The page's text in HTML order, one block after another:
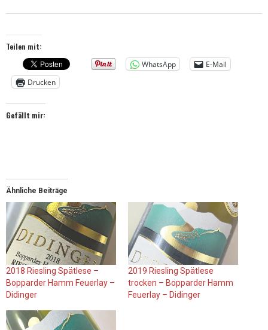
Teilen mit:
WhatsApp
E-Mail
Drucken
Gefällt mir:
Ähnliche Beiträge
2018 Riesling Spätlese –
Bopparder Hamm Feuerlay –
Didinger
2019 Riesling Spätlese
trocken – Bopparder Hamm
Feuerlay – Didinger